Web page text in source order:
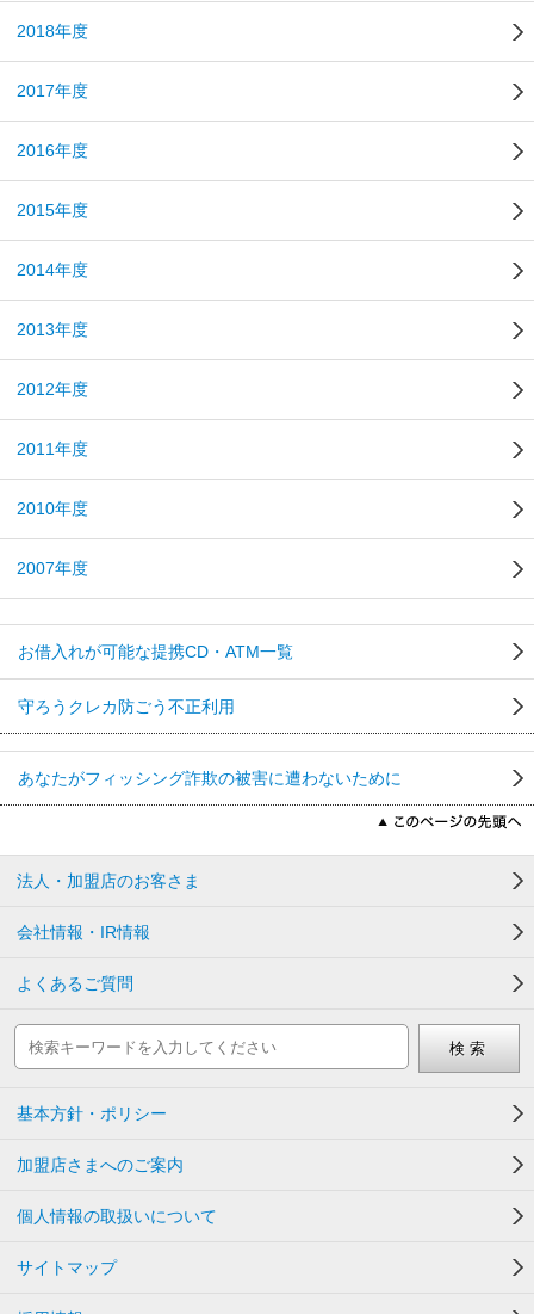
2018年度
2017年度
2016年度
2015年度
2014年度
2013年度
2012年度
2011年度
2010年度
2007年度
お借入れが可能な提携CD・ATM一覧
守ろうクレカ防ごう不正利用
あなたがフィッシング詐欺の被害に遭わないために
法人・加盟店のお客さま
会社情報・IR情報
よくあるご質問
基本方針・ポリシー
加盟店さまへのご案内
個人情報の取扱いについて
サイトマップ